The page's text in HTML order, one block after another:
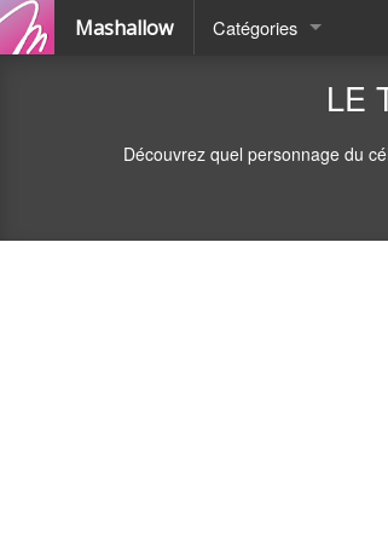
Mashallow Catégories
LE
Découvrez quel personnage du